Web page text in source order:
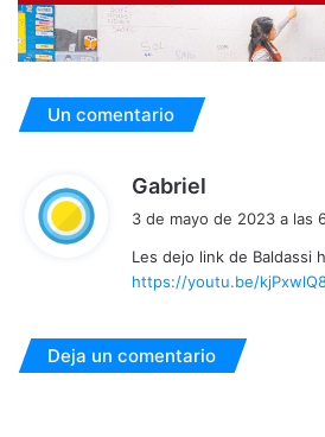
Un comentario
Gabriel
e
:
3 de mayo de 2023 a las
Les dejo link de Baldassi
https://youtu.be/
Deja un comentario